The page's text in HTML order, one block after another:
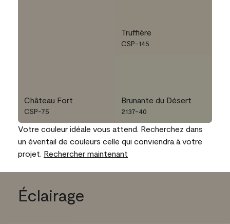
Château Fort
CSP-75
Truffière
CSP-145
Brunante du Désert
2137-40
Votre couleur idéale vous attend. Recherchez dans
un éventail de couleurs celle qui conviendra à votre
projet. Rechercher maintenant
Éclairage